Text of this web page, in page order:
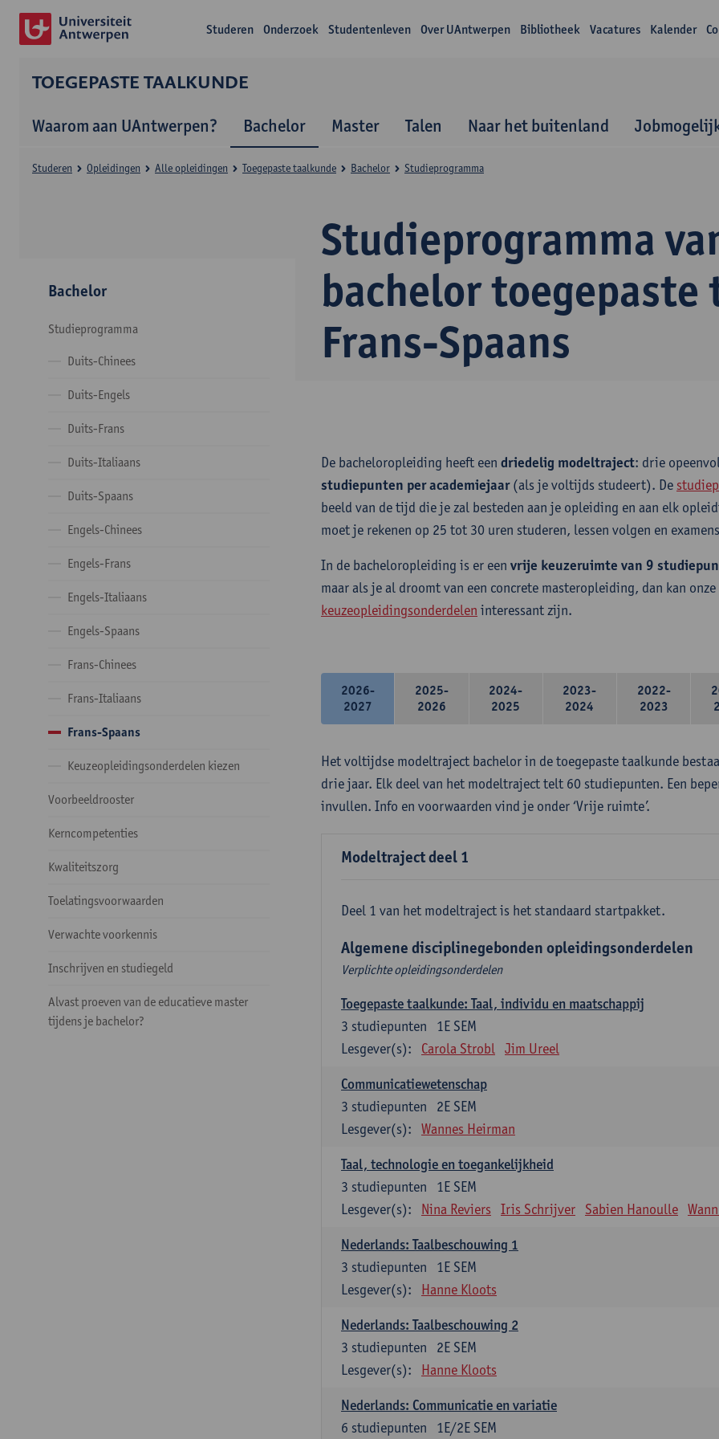
Studeren Onderzoek Studentenleven Over UAntwerpen Bibliotheek Vacatures Kalender
TOEGEPASTE TAALKUNDE
Waarom aan UAntwerpen? Bachelor Master Talen Naar het buitenland
Studieprogramma
bachelor
Frans-Spaans
Studeren Opleidingen Alle opleidingen Toegepaste taalkunde Bachelor Studieprogramma
Bachelor
Studieprogramma
Duits-Chinees
Duits-Engels
Duits-Frans
Duits-Italiaans
Duits-Spaans
Engels-Chinees
Engels-Frans
Engels-Italiaans
Engels-Spaans
Frans-Chinees
Frans-Italiaans
Frans-Spaans
Keuzeopleidingsonderdelen kiezen
Voorbeeldrooster
Kerncompetenties
Kwaliteitszorg
Toelatingsvoorwaarden
Verwachte voorkennis
Inschrijven en studiegeld
Alvast proeven van de educatieve master
tijdens je bachelor?
De bacheloropleiding heeft een driedelig modeltraject: drie
studiepunten per academiejaar(als je voltijds studeert). De
beeld van de tijd die je zal besteden aan je opleiding en aan elk
moet je rekenen op 25 tot 30 uren studeren, lessen volgen en
In de bacheloropleiding is er een vrije keuzeruimte van 9
maar als je al droomt van een concrete masteropleiding, dan kan onze
keuzeopleidingsonderdelen interessant zijn.
2026-
2027
2025-
2026
2024-
2025
2023-
2024
2022-
2023
Het voltijdse modeltraject bachelor in de toegepaste taalkunde
drie jaar. Elk deel van het modeltraject telt 60 studiepunten. Een
invullen. Info en voorwaarden vind je onder ‘Vrije ruimte’.
Modeltraject deel 1
Deel 1 van het modeltraject is het standaard startpakket.
Algemene disciplinegebonden opleidingsonderdelen
Verplichte opleidingsonderdelen
Toegepaste taalkunde: Taal, individu en maatschappij
1E SEM
3 studiepunten
Lesgever(s):
Carola Strobl Jim Ureel
Communicatiewetenschap
2E SEM
3 studiepunten
Lesgever(s):
Wannes Heirman
Taal, technologie en toegankelijkheid
1E SEM
3 studiepunten
Lesgever(s):
Nina Reviers Iris Schrijver Sabien Hanoulle
Nederlands: Taalbeschouwing 1
1E SEM
3 studiepunten
Lesgever(s):
Hanne Kloots
Nederlands: Taalbeschouwing 2
2E SEM
3 studiepunten
Lesgever(s):
Hanne Kloots
Nederlands: Communicatie en variatie
1E/2E SEM
6 studiepunten